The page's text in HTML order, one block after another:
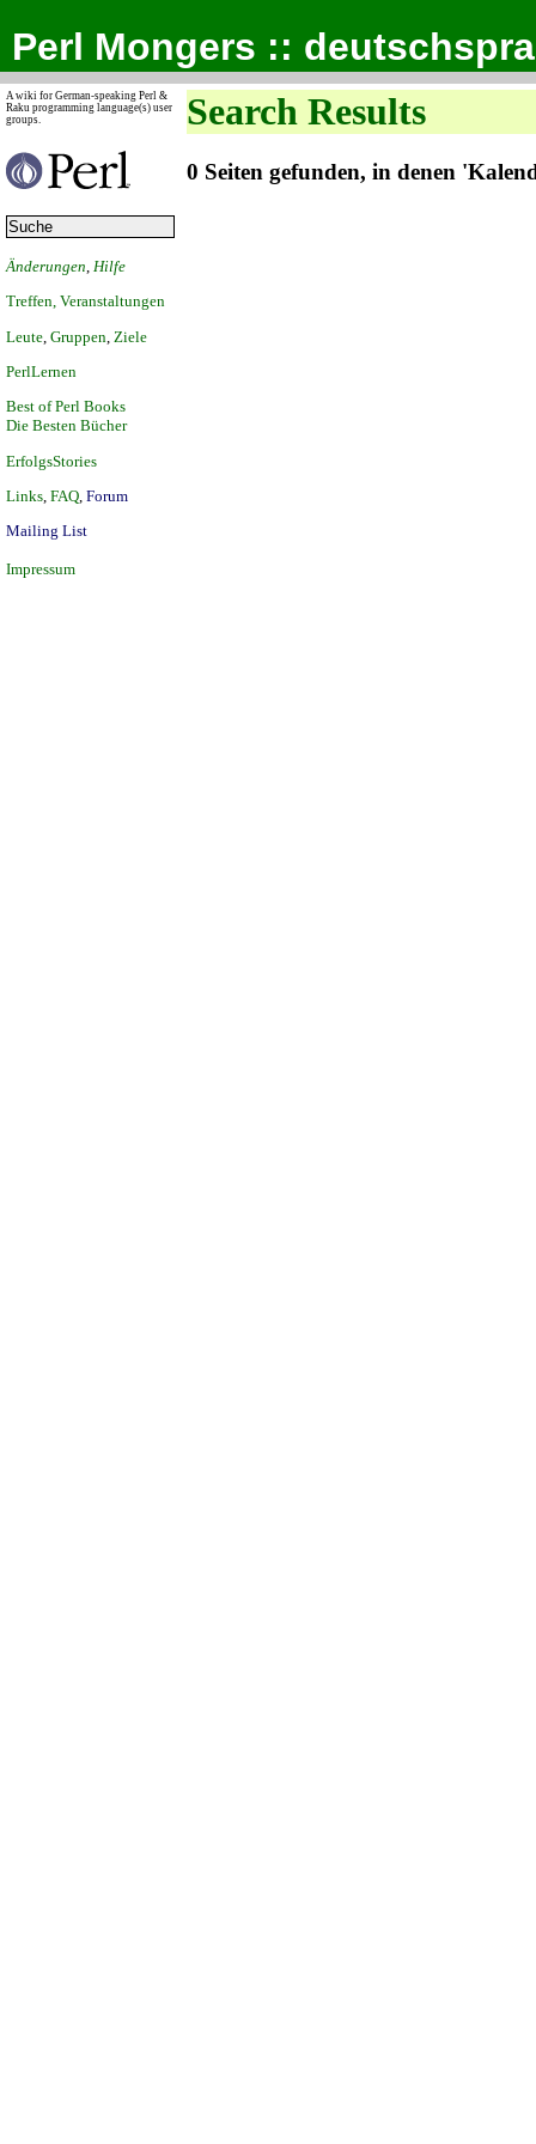
Perl Mongers ::
A wiki for German-speaking Perl &
Raku programming language(s) user
groups.
Änderungen Hilfe
Treffen, Veranstaltungen
Leute Gruppen Ziele
PerlLernen
Best of Perl Books
Die Besten Bücher
ErfolgsStories
Links FAQ Forum
Mailing List
Impressum
Search Results
0 Seiten gefunden, in denen